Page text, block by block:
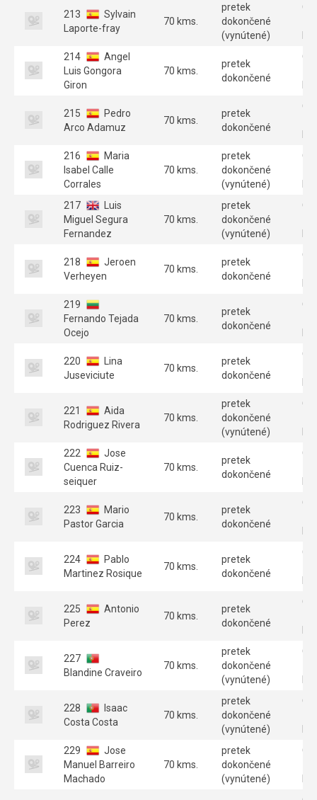
213
Sylvain
Laporte-fray
70 kms.
pretek
dokončené
(vynútené)
214
Angel
Luis Gongora
Giron
70 kms.
pretek
dokončené
215
Pedro
Arco Adamuz
70 kms.
pretek
dokončené
216
Maria
Isabel Calle
Corrales
70 kms.
pretek
dokončené
(vynútené)
217
Luis
Miguel Segura
Fernandez
70 kms.
pretek
dokončené
(vynútené)
218
Jeroen
Verheyen
70 kms.
pretek
dokončené
219
Fernando Tejada
Ocejo
70 kms.
pretek
dokončené
220
Lina
Juseviciute
70 kms.
pretek
dokončené
221
Aida
Rodriguez Rivera
70 kms.
pretek
dokončené
(vynútené)
222
Jose
Cuenca Ruiz-
seiquer
70 kms.
pretek
dokončené
223
Mario
Pastor Garcia
70 kms.
pretek
dokončené
224
Pablo
Martinez Rosique
70 kms.
pretek
dokončené
225
Antonio
Perez
70 kms.
pretek
dokončené
227
Blandine Craveiro
70 kms.
pretek
dokončené
(vynútené)
228
Isaac
Costa Costa
70 kms.
pretek
dokončené
(vynútené)
229
Jose
Manuel Barreiro
Machado
70 kms.
pretek
dokončené
(vynútené)